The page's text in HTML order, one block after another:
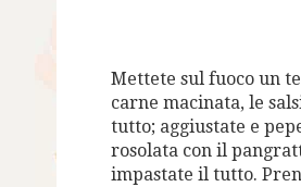
Mettete sul fuoco un
carne macinata, le
tutto; aggiustate e
rosolata con il
impastate il tutto.